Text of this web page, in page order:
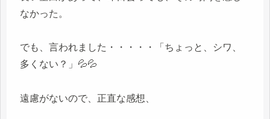
なかった。
でも、言われました・・・・・「ちょっと、シワ、
多くない？」💦💦
遠慮がないので、正直な感想、